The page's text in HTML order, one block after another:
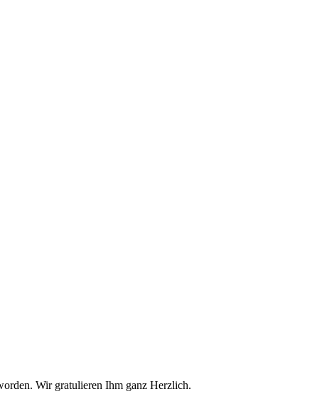
Wir gratulieren Ihm ganz Herzlich.